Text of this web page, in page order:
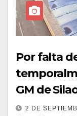
Por falta
GM de
2 DE